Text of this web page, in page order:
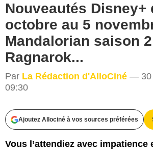
Nouveautés Disney+
octobre au 5
Mandalorian saison
Ragnarok...
Par La Rédaction d'AlloCiné — 30
09:30
Ajoutez Allociné à vos sources préférées
Vous l’attendiez avec impatience